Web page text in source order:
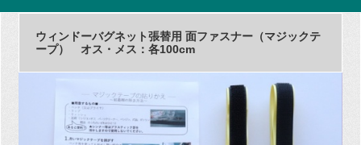
ウィンドーバグネット張替用 面ファスナー（マジックテ
ープ） オス・メス：各100cm